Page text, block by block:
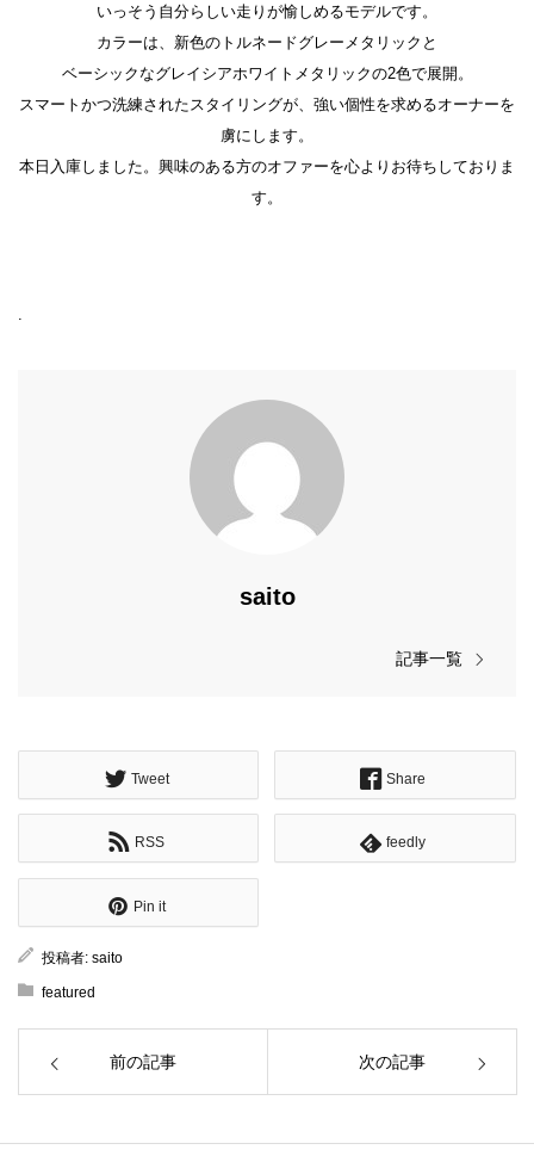
いっそう自分らしい走りが愉しめるモデルです。
カラーは、新色のトルネードグレーメタリックと
ベーシックなグレイシアホワイトメタリックの2色で展開。
スマートかつ洗練されたスタイリングが、強い個性を求めるオーナーを
虜にします。
本日入庫しました。興味のある方のオファーを心よりお待ちしておりま
す。
saito
記事一覧
Tweet Share
RSS feedly
Pin it
投稿者: saito
featured
前の記事 次の記事